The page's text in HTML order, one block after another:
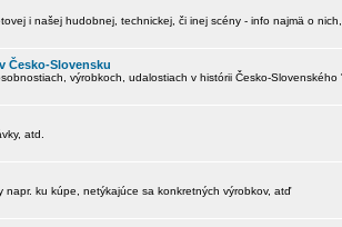
i našej hudobnej, technickej, či inej scény - info najmä o
Česko-Slovensku
výrobkoch, udalostiach v histórii Česko-Slovenského
atd.
napr. ku kúpe, netýkajúce sa konkretných výrobkov, atď